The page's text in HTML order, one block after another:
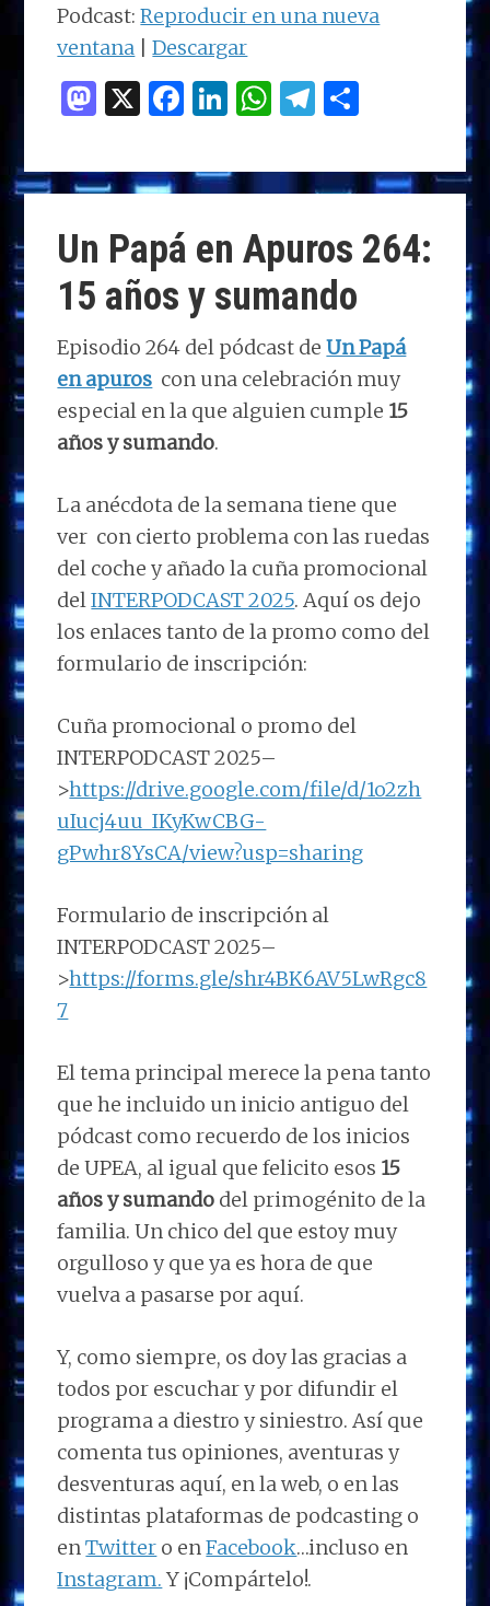
Podcast:Reproducir en una nueva
ventana |Descargar
M
to
d
o
n
X F
ce
b
o
o
k
Li
k
e
dI
n
W
at
s
A
p
p
T
e
g
ra
m
m
p
ar
ti
Un Papá en Apuros 264:
15 años y sumando
Episodio 264 del pódcast deUn Papá
en apuros con una celebración muy
especial en la que alguien cumple 15
años y sumando.
La anécdota de la semana tiene que
ver con cierto problema con las ruedas
del coche y añado la cuña promocional
delINTERPODCAST 2025. Aquí os dejo
los enlaces tanto de la promo como del
formulario de inscripción:
Cuña promocional o promo del
INTERPODCAST 2025–
>https://drive.google.com/file/d/1o2zh
uIucj4uu_IKyKwCBG-
gPwhr8YsCA/view?usp=sharing
Formulario de inscripción al
INTERPODCAST 2025–
>https://forms.gle/shr4BK6AV5LwRgc8
7
El tema principal merece la pena tanto
que he incluido un inicio antiguo del
pódcast como recuerdo de los inicios
de UPEA, al igual que felicito esos 15
años y sumando del primogénito de la
familia. Un chico del que estoy muy
orgulloso y que ya es hora de que
vuelva a pasarse por aquí.
Y, como siempre, os doy las gracias a
todos por escuchar y por difundir el
programa a diestro y siniestro. Así que
comenta tus opiniones, aventuras y
desventuras aquí, en la web, o en las
distintas plataformas de podcasting o
enTwitter o enFacebook…incluso en
Instagram. Y ¡Compártelo!.